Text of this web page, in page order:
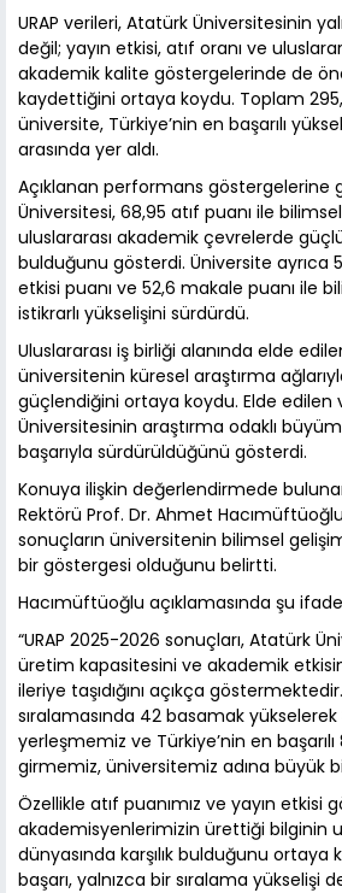
URAP verileri, Atatürk Üniversitesinin
değil; yayın etkisi, atıf oranı ve
akademik kalite göstergelerinde de
kaydettiğini ortaya koydu. Toplam
üniversite, Türkiye’nin en başarılı
arasında yer aldı.
Açıklanan performans göstergelerine
Üniversitesi, 68,95 atıf puanı ile bilimsel
uluslararası akademik çevrelerde güçlü
bulduğunu gösterdi. Üniversite ayrıca
etkisi puanı ve 52,6 makale puanı ile
istikrarlı yükselişini sürdürdü.
Uluslararası iş birliği alanında elde
üniversitenin küresel araştırma
güçlendiğini ortaya koydu. Elde edilen
Üniversitesinin araştırma odaklı
başarıyla sürdürüldüğünü gösterdi.
Konuya ilişkin değerlendirmede
Rektörü Prof. Dr. Ahmet
sonuçların üniversitenin bilimsel
bir göstergesi olduğunu belirtti.
Hacımüftüoğlu açıklamasında şu
“URAP 2025-2026 sonuçları, Atatürk
üretim kapasitesini ve akademik
ileriye taşıdığını açıkça
sıralamasında 42 basamak yükselerek
yerleşmemiz ve Türkiye’nin en
girmemiz, üniversitemiz adına büyük
Özellikle atıf puanımız ve yayın etkisi
akademisyenlerimizin ürettiği bilginin
dünyasında karşılık bulduğunu ortaya
başarı, yalnızca bir sıralama yükselişi